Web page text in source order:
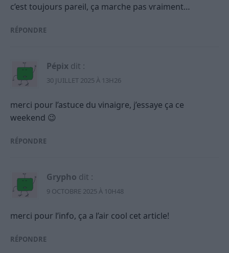
c’est toujours pareil, ça marche pas vraiment…
RÉPONDRE
Pépix dit :
30 JUILLET 2025 À 13H26
merci pour l’astuce du vinaigre, j’essaye ça ce
weekend 😉
RÉPONDRE
Grypho dit :
9 OCTOBRE 2025 À 10H48
merci pour l’info, ça a l’air cool cet article!
RÉPONDRE